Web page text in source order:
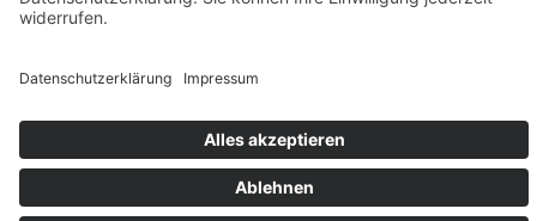
Salient Themes